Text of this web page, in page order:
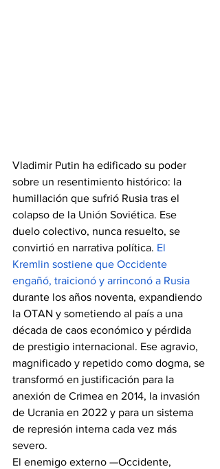
Vladimir Putin ha edificado su poder
sobre un resentimiento histórico: la
humillación que sufrió Rusia tras el
colapso de la Unión Soviética. Ese
duelo colectivo, nunca resuelto, se
convirtió en narrativa política. El
Kremlin sostiene que Occidente
engañó, traicionó y arrinconó a Rusia
durante los años noventa, expandiendo
la OTAN y sometiendo al país a una
década de caos económico y pérdida
de prestigio internacional. Ese agravio,
magnificado y repetido como dogma, se
transformó en justificación para la
anexión de Crimea en 2014, la invasión
de Ucrania en 2022 y para un sistema
de represión interna cada vez más
severo.
El enemigo externo —Occidente,